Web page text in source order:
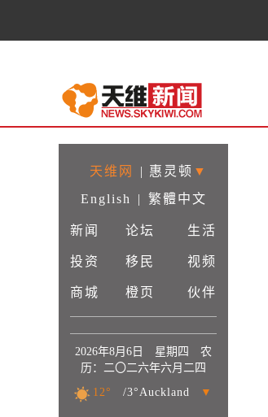
天维网 | 惠灵顿 ▼
English
| 繁體中文
新闻 论坛 生活
投资 移民 视频
商城 橙页 伙伴
2026年8月6日 星期四 农
历：二〇二六年六月二四
12°
/3°Auckland ▼